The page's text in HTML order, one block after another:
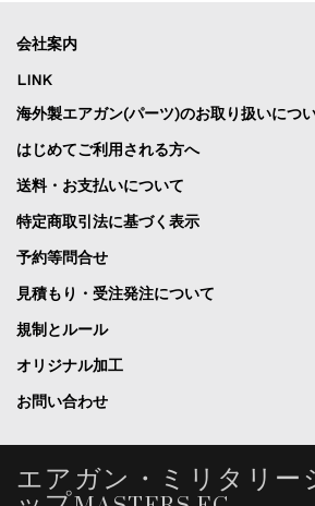
会社案内
LINK
海外製エアガン(パーツ)のお取り扱いにつ
はじめてご利用される方へ
送料・お支払いについて
特定商取引法に基づく表示
予約等問合せ
見積もり・受注発注について
規制とルール
オリジナル加工
お問い合わせ
エアガン・ミリタリー